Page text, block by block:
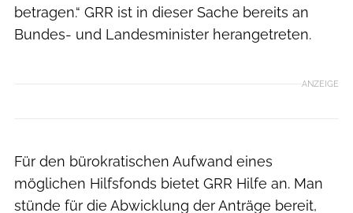
betragen.“ GRR ist in dieser Sache bereits an
Bundes- und Landesminister herangetreten.
ANZEIGE
Für den bürokratischen Aufwand eines
möglichen Hilfsfonds bietet GRR Hilfe an. Man
stünde für die Abwicklung der Anträge bereit,